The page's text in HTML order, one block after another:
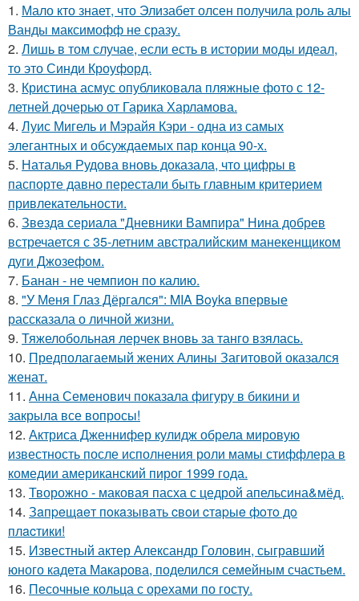
1. Мало кто знает, что Элизабет олсен получила роль алы
Ванды максимофф не сразу.
2. Лишь в том случае, если есть в истории моды идеал,
то это Синди Кроуфорд.
3. Кристина асмус опубликовала пляжные фото с 12-
летней дочерью от Гарика Харламова.
4. Луис Мигель и Мэрайя Кэри - одна из самых
элегантных и обсуждаемых пар конца 90-х.
5. Наталья Рудова вновь доказала, что цифры в
паспорте давно перестали быть главным критерием
привлекательности.
6. Звeздa сериала "Дневники Вампира" Нина добрев
встречается с 35-летним австралийским манекенщиком
дуги Джозефом.
7. Банан - не чемпион по калию.
8. "У Меня Глаз Дёргался": MIA Boyka впервые
рассказала о личной жизни.
9. Тяжелобольная лерчек вновь за танго взялась.
10. Предполагаемый жених Алины Загитовой оказался
женат.
11. Анна Семенович показала фигуру в бикини и
закрыла все вопросы!
12. Актриса Дженнифер кулидж обрела мировую
известность после исполнения роли мамы стиффлера в
комедии американский пирог 1999 года.
13. Творожно - маковая пасха с цедрой апельсина&мёд.
14. Зaпpeщaeт пoкaзывaть cвoи cтapыe фoтo дo
плacтики!
15. Известный актер Александр Головин, сыгравший
юного кадета Макарова, поделился семейным счастьем.
16. Песочные кольца с орехами по госту.